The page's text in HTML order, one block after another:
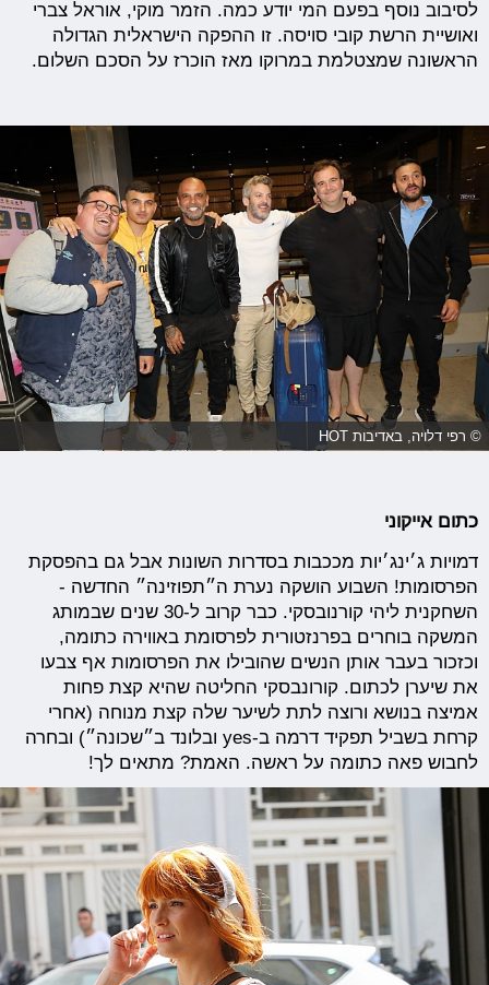
לסיבוב נוסף בפעם המי יודע כמה. הזמר מוקי, אוראל צברי
ואושיית הרשת קובי סויסה. זו ההפקה הישראלית הגדולה
הראשונה שמצטלמת במרוקו מאז הוכרז על הסכם השלום.
© רפי דלויה, באדיבות HOT
כתום אייקוני
דמויות ג׳ינג׳יות מככבות בסדרות השונות אבל גם בהפסקת
הפרסומות! השבוע הושקה נערת ה״תפוזינה״ החדשה -
השחקנית ליהי קורנובסקי. כבר קרוב ל-30 שנים שבמותג
המשקה בוחרים בפרנזטורית לפרסומת באווירה כתומה,
וכזכור בעבר אותן הנשים שהובילו את הפרסומות אף צבעו
את שיערן לכתום. קורונבסקי החליטה שהיא קצת פחות
אמיצה בנושא ורוצה לתת לשיער שלה קצת מנוחה (אחרי
קרחת בשביל תפקיד דרמה ב-yes ובלונד ב״שכונה״) ובחרה
לחבוש פאה כתומה על ראשה. האמת? מתאים לך!